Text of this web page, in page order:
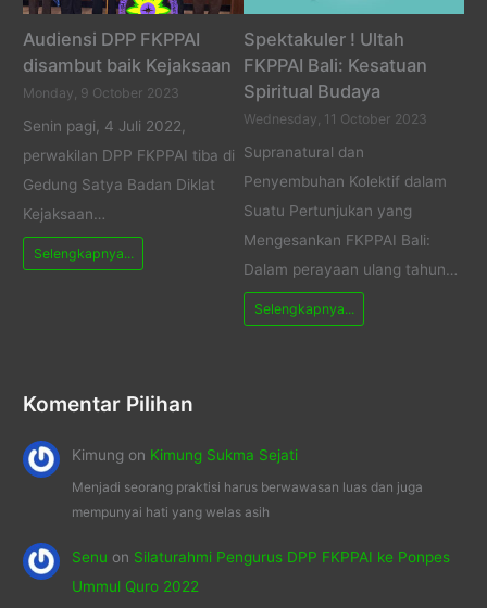
Audiensi DPP FKPPAI
disambut baik Kejaksaan
Monday, 9 October 2023
Senin pagi, 4 Juli 2022,
perwakilan DPP FKPPAI tiba di
Gedung Satya Badan Diklat
Kejaksaan…
Selengkapnya...
Spektakuler ! Ultah
FKPPAI Bali: Kesatuan
Spiritual Budaya
Wednesday, 11 October 2023
Supranatural dan
Penyembuhan Kolektif dalam
Suatu Pertunjukan yang
Mengesankan FKPPAI Bali:
Dalam perayaan ulang tahun…
Selengkapnya...
Komentar Pilihan
Kimung on Kimung Sukma Sejati
Menjadi seorang praktisi harus berwawasan luas dan juga
mempunyai hati yang welas asih
Senu on Silaturahmi Pengurus DPP FKPPAI ke Ponpes
Ummul Quro 2022